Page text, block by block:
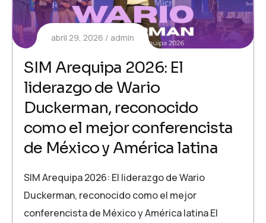
abril 29, 2026 admin
SIM Arequipa 2026: El
liderazgo de Wario
Duckerman, reconocido
como el mejor conferencista
de México y América latina
SIM Arequipa 2026: El liderazgo de Wario
Duckerman, reconocido como el mejor
conferencista de México y América latina El